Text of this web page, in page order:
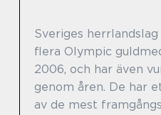
Sveriges
flera Olympic
2006, och har även
genom åren. De har
av de mest